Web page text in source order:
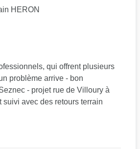
HERON
qui offrent plusieurs
problème arrive - bon
- projet rue de Villoury à
suivi avec des retours terrain